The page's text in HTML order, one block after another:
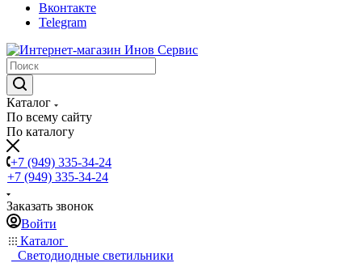
Вконтакте
Telegram
Каталог
По всему сайту
По каталогу
+7 (949) 335-34-24
+7 (949) 335-34-24
Заказать звонок
Войти
Каталог
Светодиодные светильники